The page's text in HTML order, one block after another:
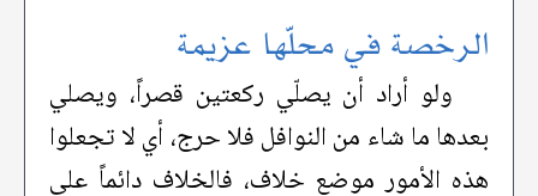
الرخصة في محلّها عزيمة
ولو أراد أن يصلّي ركعتين قصراً، ويصلي
بعدها ما شاء من النوافل فلا حرج، أي لا تجعلوا
هذه الأمور موضع خلاف، فالخلاف دائماً على